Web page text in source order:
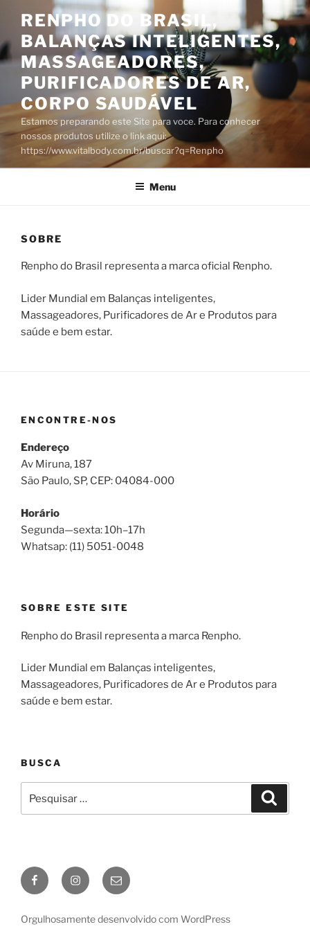
o
conteúdo
RENPHO DO BRASIL,
BALANÇAS INTELIGENTES,
MASSAGEADORES,
PURIFICADORES DE AR,
CORPO SAUDÁVEL
Estamos preparando este Site para voce. Para conhecer
nossos produtos utilize o link aqui:
https://www.vitalbody.com.br/buscar?q=Renpho
Menu
SOBRE
Renpho do Brasil representa a marca oficial Renpho.
Lider Mundial em Balanças inteligentes,
Massageadores, Purificadores de Ar e Produtos para
saúde e bem estar.
ENCONTRE-NOS
Endereço
Av Miruna, 187
São Paulo, SP, CEP: 04084-000
Horário
Segunda—sexta: 10h–17h
Whatsap: (11) 5051-0048
SOBRE ESTE SITE
Renpho do Brasil representa a marca Renpho.
Lider Mundial em Balanças inteligentes,
Massageadores, Purificadores de Ar e Produtos para
saúde e bem estar.
BUSCA
por:
FacebookInstagram
E-
mail
Orgulhosamente desenvolvido com WordPress